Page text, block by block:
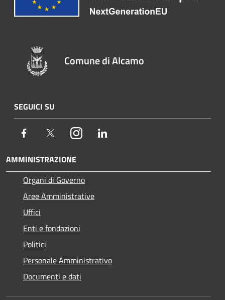
Comune di Alcamo
SEGUICI SU
Facebook TwitterInstagram
AMMINISTRAZIONE
Organi di Governo
Aree Amministrative
Uffici
Enti e fondazioni
Politici
Personale Amministrativo
Documenti e dati